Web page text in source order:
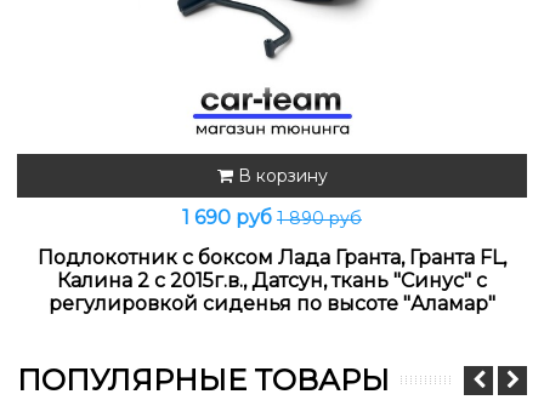
В корзину
1 690 руб 1 890 руб
Подлокотник с боксом Лада Гранта, Гранта FL,
Калина 2 с 2015г.в., Датсун, ткань "Синус" с
регулировкой сиденья по высоте "Аламар"
ПОПУЛЯРНЫЕ ТОВАРЫ